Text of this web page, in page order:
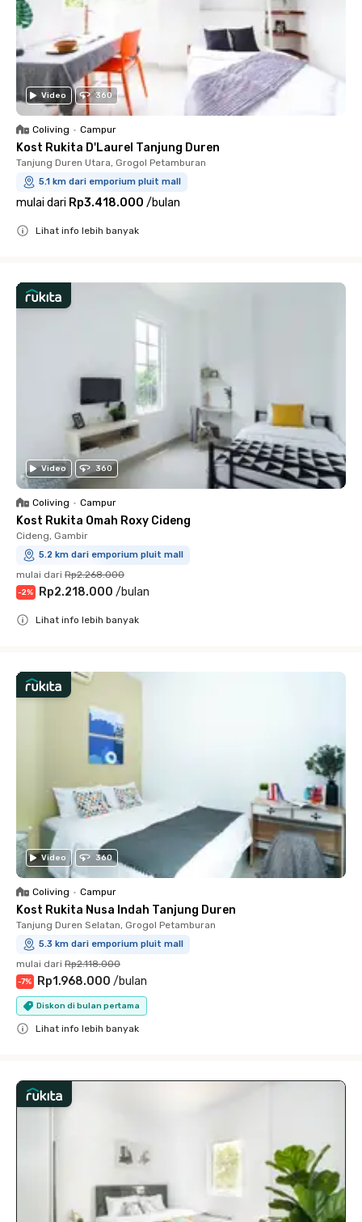
Video 360
Coliving • Campur
Kost Rukita D'Laurel Tanjung Duren
Tanjung Duren Utara, Grogol Petamburan
5.1 km dari emporium pluit mall
mulai dari Rp3.418.000 /bulan
Lihat info lebih banyak
Video 360
Coliving • Campur
Kost Rukita Omah Roxy Cideng
Cideng, Gambir
5.2 km dari emporium pluit mall
mulai dari Rp2.268.000
-2% Rp2.218.000 /bulan
Lihat info lebih banyak
Video 360
Coliving • Campur
Kost Rukita Nusa Indah Tanjung Duren
Tanjung Duren Selatan, Grogol Petamburan
5.3 km dari emporium pluit mall
mulai dari Rp2.118.000
-7% Rp1.968.000 /bulan
Diskon di bulan pertama
Lihat info lebih banyak